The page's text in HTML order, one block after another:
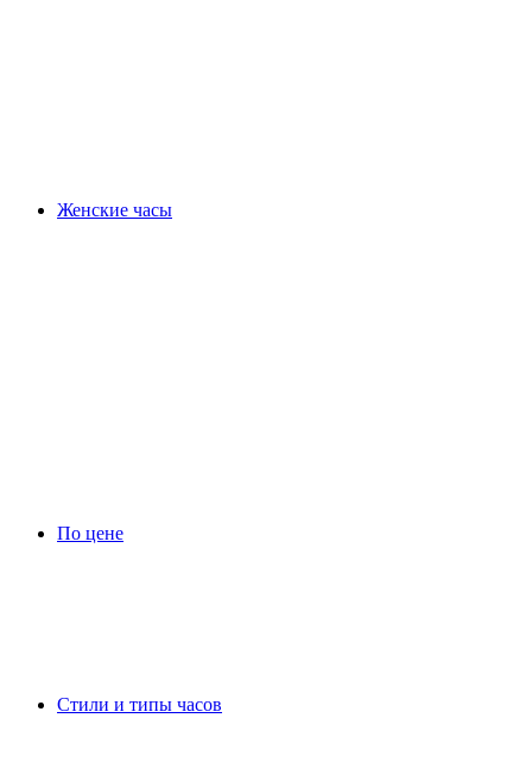
Женские часы
По цене
Стили и типы часов